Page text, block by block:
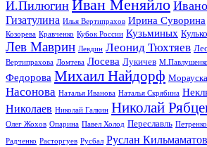
И.Пилюгин Иван Меняйло
Гизатулина Илья Вертипрахов Ирина Суворина
Козорева Кравченко Кубок России Кузьминых
Лев Маврин Левдин Леонид Тюхтяев
Вертипрахова Ломтева Лосева Лукичев
Федорова Михаил Найдорф
Насонова Наталья Иванова Наталья Скрябина
Николаев Николай Галкин Николай
Олег Жохов Опарина Павел Холод Переславль Петренко
Радченко Расторгуев Русбал Руслан Кильмаматов